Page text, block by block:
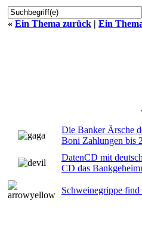
« Ein Thema zurück | Ein
Die Banker Ärsche
Boni Zahlungen bis
DatenCD mit
CD das
Schweinegrippe